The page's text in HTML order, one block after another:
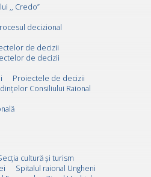
,, Credo”
decizional
de decizii
de decizii
Proiectele de decizii
Consiliului Raional
cultură și turism
Spitalul raional Ungheni